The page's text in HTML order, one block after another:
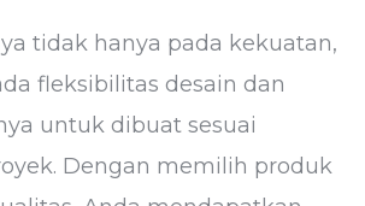
tidak hanya pada kekuatan,
fleksibilitas desain dan
untuk dibuat sesuai
Dengan memilih produk